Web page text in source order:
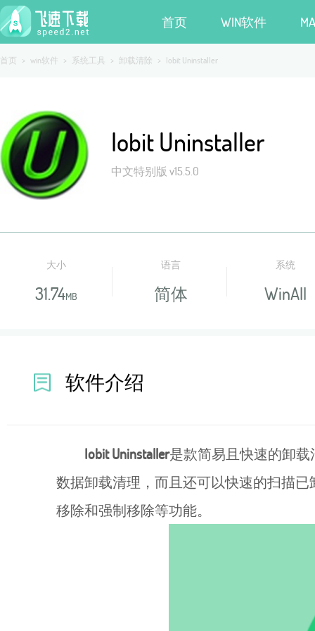
首页 WIN软件
首页 > win软件 > 系统工具 > 卸载清除 > Iobit Uninstaller
Iobit Uninstaller
中文特别版 v15.5.0
大小
31.74MB
语言
简体
系统
WinAll
软件介绍
Iobit Uninstaller是款简易且快速的卸载
数据卸载清理，而且还可以快速的扫描已
移除和强制移除等功能。